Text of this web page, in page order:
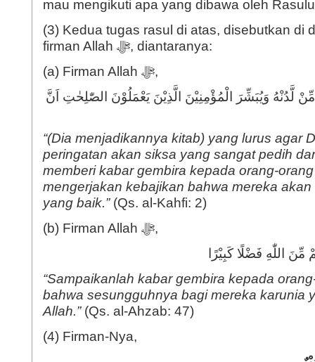
(3) Kedua tugas rasul di atas, disebutkan di
firman Allah ﷻ, diantaranya:
(a) Firman Allah ﷻ,
مِّنْ لَّدُنْهُ وَيُبَشِّرَ الْمُؤْمِنِيْنَ الَّذِيْنَ يَعْمَلُوْنَ الصّٰلِحٰتِ اَنَّ
“(Dia menjadikannya kitab) yang lurus agar
peringatan akan siksa yang sangat pedih
memberi kabar gembira kepada orang-
mengerjakan kebajikan bahwa mereka
yang baik.”(Qs. al-Kahfi: 2)
(b) Firman Allah ﷻ,
اللّٰهِ فَضْلًا كَبِيْرًا
“Sampaikanlah kabar gembira kepada
bahwa sesungguhnya bagi mereka karunia
Allah.”(Qs. al-Ahzab: 47)
(4) Firman-Nya,